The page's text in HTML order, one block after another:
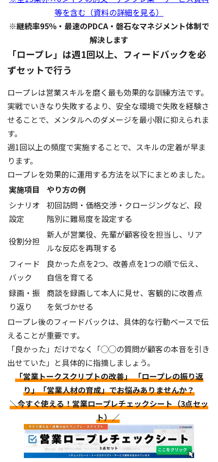
等を含む（資料の詳細を見る）
※継続率95％・最速のPDCA・磐石なマネジメント体制で
解決します
「ロープレ」は週1回以上、フィードバックを必
ずセットで行う
ロープレは営業スキルを磨く最も効果的な訓練方法です。
実戦でいきなり失敗するより、安全な環境で失敗を経験さ
せることで、メンタルへのダメージを最小限に抑えられま
す。
週1回以上の頻度で実施することで、スキルの定着が早ま
ります。
ロープレを効果的に運用する方法を以下にまとめました。
実施項目
やり方の例
シナリオ
設定
初回訪問・価格交渉・クロージングなど、段
階別に難易度を設定する
役割分担
新人が営業役、先輩が顧客役を担当し、リア
ルな反応を再現する
フィード
バック
良かった点を2つ、改善点を1つの順で伝え、
自信を育てる
録画・振
り返り
商談を録画して本人に見せ、客観的に改善点
を気づかせる
ロープレ後のフィードバックは、具体的な行動ベースで伝
えることが重要です。
「良かった」だけでなく「◯◯の質問が顧客の本音を引き
出せていた」と具体的に指摘しましょう。
「営業トークスクリプトの改善」 「ロープレの振り返
り」「営業人材の育成」でお悩みありませんか？
＼今すぐ使える！営業ロープレチェックシート（3点セッ
ト）／